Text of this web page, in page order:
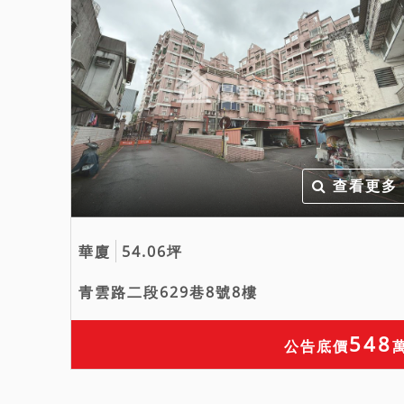
查看更多
華廈 54.06坪
青雲路二段629巷8號8樓
公告底價548